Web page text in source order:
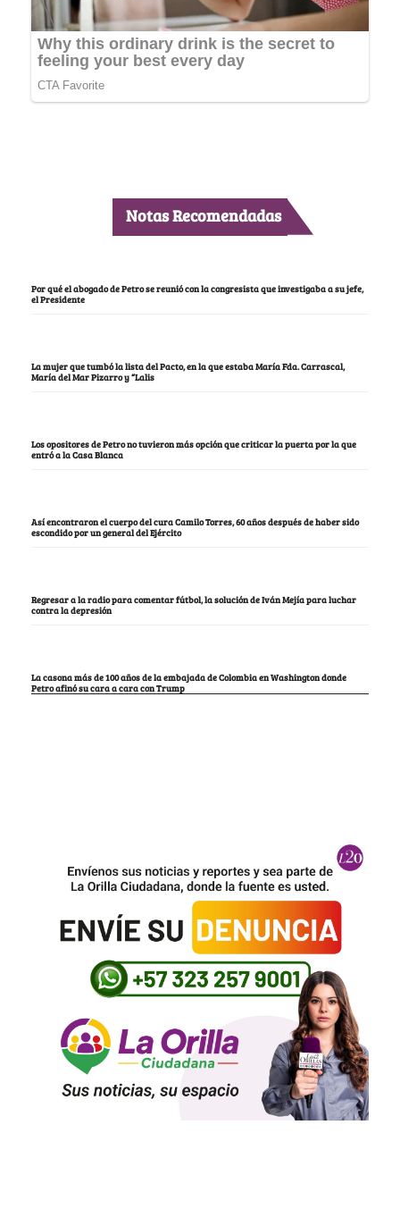
Notas Recomendadas
Por qué el abogado de Petro se reunió con la congresista que investigaba a su jefe,
el Presidente
La mujer que tumbó la lista del Pacto, en la que estaba María Fda. Carrascal,
María del Mar Pizarro y “Lalis
Los opositores de Petro no tuvieron más opción que criticar la puerta por la que
entró a la Casa Blanca
Así encontraron el cuerpo del cura Camilo Torres, 60 años después de haber sido
escondido por un general del Ejército
Regresar a la radio para comentar fútbol, la solución de Iván Mejía para luchar
contra la depresión
La casona más de 100 años de la embajada de Colombia en Washington donde
Petro afinó su cara a cara con Trump